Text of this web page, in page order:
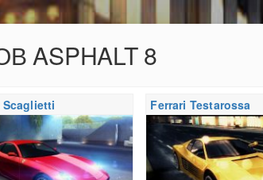
ASPHALT 8
Scaglietti Ferrari Testarossa